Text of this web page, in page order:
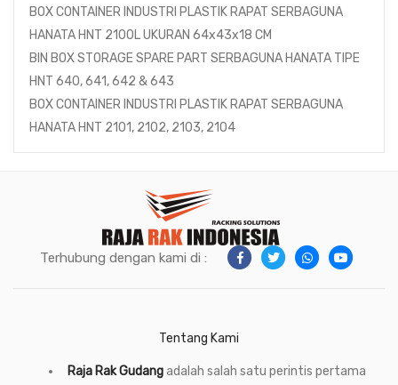
BOX CONTAINER INDUSTRI PLASTIK RAPAT SERBAGUNA
HANATA HNT 2100L UKURAN 64x43x18 CM
BIN BOX STORAGE SPARE PART SERBAGUNA HANATA TIPE
HNT 640, 641, 642 & 643
BOX CONTAINER INDUSTRI PLASTIK RAPAT SERBAGUNA
HANATA HNT 2101, 2102, 2103, 2104
Terhubung dengan kami di :
Tentang Kami
Raja Rak Gudangadalah salah satu perintis pertama